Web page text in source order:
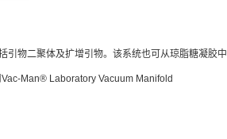
引物二聚体及扩增引物。该系统也可从琼脂糖凝胶中
Man® Laboratory Vacuum Manifold